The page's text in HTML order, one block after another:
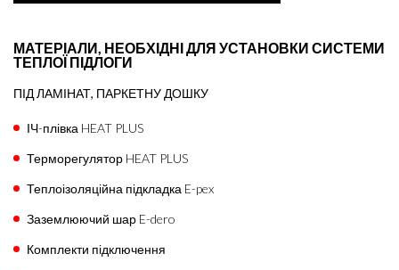
МАТЕРІАЛИ, НЕОБХІДНІ ДЛЯ УСТАНОВКИ СИСТЕМИ
ТЕПЛОЇ ПІДЛОГИ
ПІД ЛАМІНАТ, ПАРКЕТНУ ДОШКУ
ІЧ-плівка HEAT PLUS
Терморегулятор HEAT PLUS
Теплоізоляційна підкладка E-pex
Заземлюючий шар E-dero
Комплекти підключення